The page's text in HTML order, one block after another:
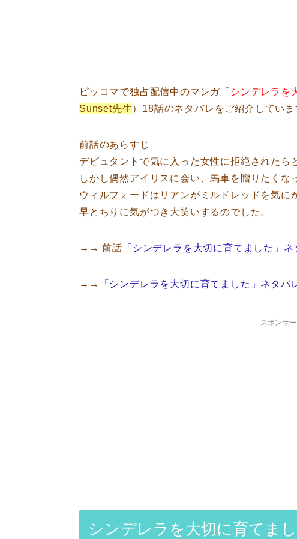
ピッコマで独占配信中のマンガ「 シンデレラを
Sunset先生）18話のネタバレをご紹介していま
前話のあらすじ
デビュタントで気に入った女性に拒絶されたら
しかし偶然アイリスに会い、馬車を贈りたくな
ウィルフォードはリアンがミルドレッドを気に
早とちりに気がつき大笑いするのでした。
→→ 前話 「シンデレラを大切に育てました」
→→ 「シンデレラを大切に育てました」ネタバ
スポンサ
シンデレラを大切に育てま